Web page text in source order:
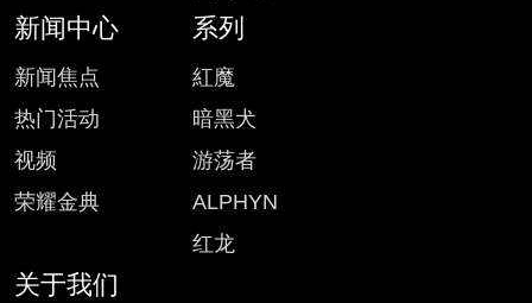
新闻中心
新闻焦点
热门活动
视频
荣耀金典
系列
紅魔
暗黑犬
游荡者
ALPHYN
红龙
关于我们